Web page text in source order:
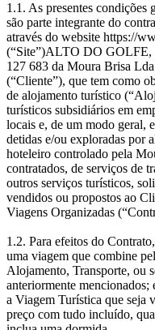
1.1. As presentes condições
são parte integrante do
através do website https://
(“Site”)ALTO DO
127 683 da Moura Brisa
(“Cliente”), que tem como
de alojamento turístico
turísticos subsidiários em
locais e, de um modo geral,
detidas e/ou exploradas por
hoteleiro controlado pela
contratados, de serviços de
outros serviços turísticos,
vendidos ou propostos ao
Viagens Organizadas
1.2. Para efeitos do
uma viagem que combine
Alojamento, Transporte, ou
anteriormente mencionados;
a Viagem Turística que seja
preço com tudo incluído,